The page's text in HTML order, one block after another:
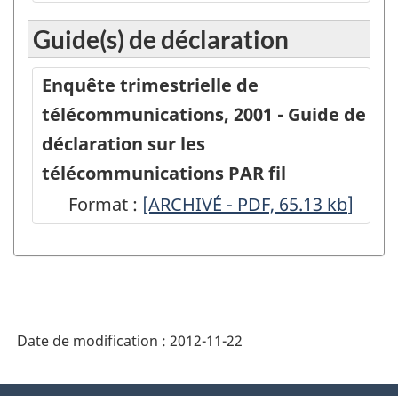
Enquête
trimestrielle
télécommunications
de
-
Guide(s) de déclaration
Enquête trimestrielle de
télécommunications, 2001 - Guide de
déclaration sur les
télécommunications PAR fil
Format : -
-
[ARCHIVÉ - PDF, 65.13 kb]
Date de modification : 2012-11-22